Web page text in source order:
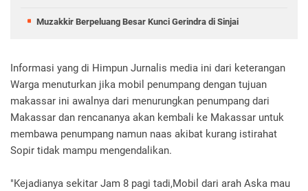
Muzakkir Berpeluang Besar Kunci Gerindra di Sinjai
Informasi yang di Himpun Jurnalis media ini dari keterangan
Warga menuturkan jika mobil penumpang dengan tujuan
makassar ini awalnya dari menurungkan penumpang dari
Makassar dan rencananya akan kembali ke Makassar untuk
membawa penumpang namun naas akibat kurang istirahat
Sopir tidak mampu mengendalikan.
"Kejadianya sekitar Jam 8 pagi tadi,Mobil dari arah Aska mau